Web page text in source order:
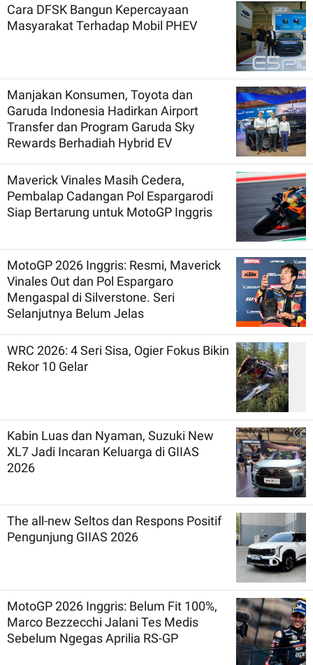
Cara DFSK Bangun Kepercayaan
Masyarakat Terhadap Mobil PHEV
Manjakan Konsumen, Toyota dan
Garuda Indonesia Hadirkan Airport
Transfer dan Program Garuda Sky
Rewards Berhadiah Hybrid EV
Maverick Vinales Masih Cedera,
Pembalap Cadangan Pol Espargarodi
Siap Bertarung untuk MotoGP Inggris
MotoGP 2026 Inggris: Resmi, Maverick
Vinales Out dan Pol Espargaro
Mengaspal di Silverstone. Seri
Selanjutnya Belum Jelas
WRC 2026: 4 Seri Sisa, Ogier Fokus Bikin
Rekor 10 Gelar
Kabin Luas dan Nyaman, Suzuki New
XL7 Jadi Incaran Keluarga di GIIAS
2026
The all-new Seltos dan Respons Positif
Pengunjung GIIAS 2026
MotoGP 2026 Inggris: Belum Fit 100%,
Marco Bezzecchi Jalani Tes Medis
Sebelum Ngegas Aprilia RS-GP